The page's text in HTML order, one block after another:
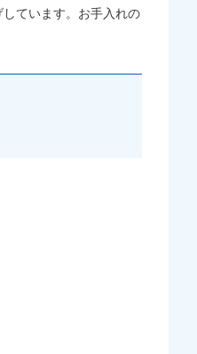
ています。お手入れの